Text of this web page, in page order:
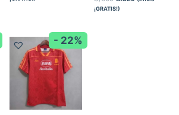
¡GRATIS!)
- 22%